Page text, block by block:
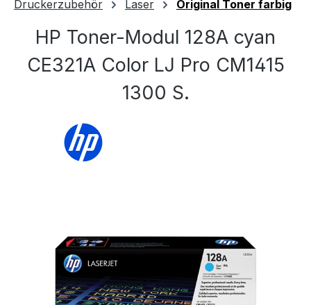
Druckerzubehör Laser Original Toner farbig
HP Toner-Modul 128A cyan
CE321A Color LJ Pro CM1415
1300 S.